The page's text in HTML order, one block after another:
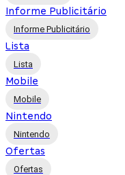
Informe Publicitário
Informe Publicitário
Lista
Lista
Mobile
Mobile
Nintendo
Nintendo
Ofertas
Ofertas